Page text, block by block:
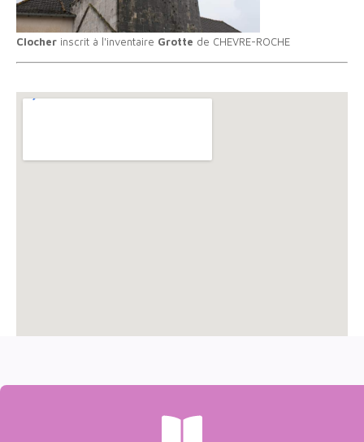
Clocher inscrit à l'inventaire Grotte de CHEVRE-ROCHE